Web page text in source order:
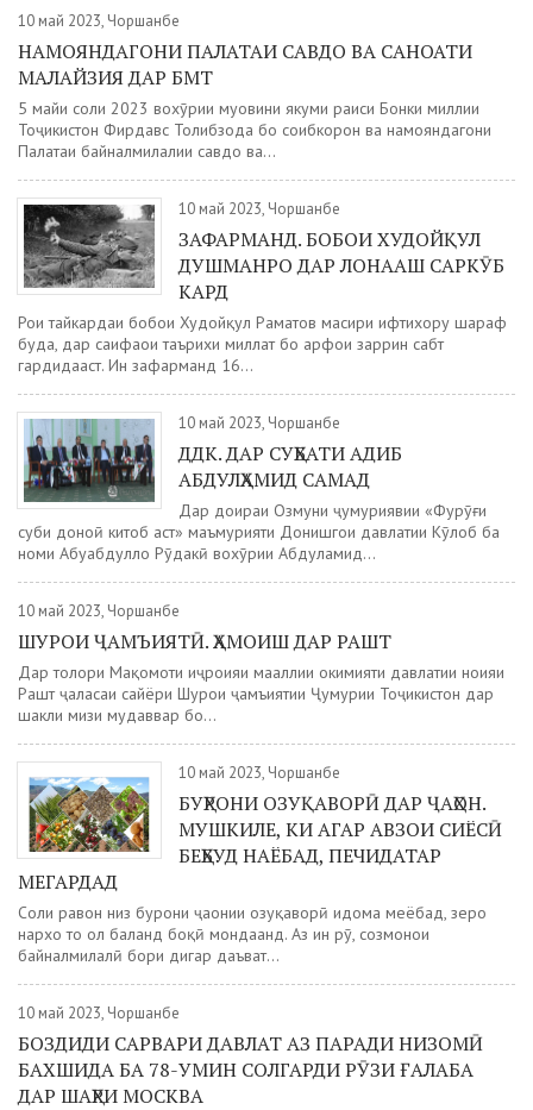
10 май 2023, Чоршанбе
НАМОЯНДАГОНИ ПАЛАТАИ САВДО ВА САНОАТИ
МАЛАЙЗИЯ ДАР БМТ
5 майи соли 2023 вохӯрии муовини якуми раиси Бонки миллии
Тоҷикистон Фирдавс Толибзода бо соҳибкорон ва намояндагони
Палатаи байналмилалии савдо ва...
10 май 2023, Чоршанбе
ЗАФАРМАНД. БОБОИ ХУДОЙҚУЛ
ДУШМАНРО ДАР ЛОНААШ САРКӮБ
КАРД
Роҳи тайкардаи бобои Худойқул Раҳматов масири ифтихору шараф
буда, дар саҳифаҳои таърихи миллат бо ҳарфҳои заррин сабт
гардидааст. Ин зафарманд 16...
10 май 2023, Чоршанбе
ДДК. ДАР СУҲБАТИ АДИБ
АБДУЛҲАМИД САМАД
Дар доираи Озмуни ҷумҳуриявии «Фурӯғи
субҳи доноӣ китоб аст» маъмурияти Донишгоҳи давлатии Кӯлоб ба
номи Абуабдуллоҳ Рӯдакӣ вохӯрии Абдулҳамид...
10 май 2023, Чоршанбе
ШУРОИ ҶАМЪИЯТӢ. ҲАМОИШ ДАР РАШТ
Дар толори Мақомоти иҷроияи маҳаллии ҳокимияти давлатии ноҳияи
Рашт ҷаласаи сайёри Шурои ҷамъиятии Ҷумҳурии Тоҷикистон дар
шакли мизи мудаввар бо...
10 май 2023, Чоршанбе
БУҲРОНИ ОЗУҚАВОРӢ ДАР ҶАҲОН.
МУШКИЛЕ, КИ АГАР АВЗОИ СИЁСӢ
БЕҲБУД НАЁБАД, ПЕЧИДАТАР
МЕГАРДАД
Соли равон низ буҳрони ҷаҳонии озуқаворӣ идома меёбад, зеро
нархҳо то ҳол баланд боқӣ мондаанд. Аз ин рӯ, созмонҳои
байналмилалӣ бори дигар даъват...
10 май 2023, Чоршанбе
БОЗДИДИ САРВАРИ ДАВЛАТ АЗ ПАРАДИ НИЗОМӢ
БАХШИДА БА 78-УМИН СОЛГАРДИ РӮЗИ ҒАЛАБА
ДАР ШАҲРИ МОСКВА